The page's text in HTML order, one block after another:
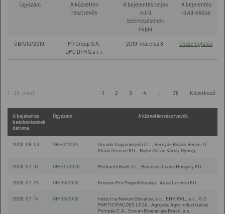
Ügyszám
A közvetlen
résztvevők
A bejelentés teljes
körű
beérkezésének
napja
A bejelentés
rövid leírása
ÖB/010/2019.
M7 Group S.A.
UPC DTH S.á.r.l.
2019. március 8. Összefoglalás
1 - 38. oldal 1 2 3 4 38 Következő
A bejelentés
beérkezésének
dátuma
Ügyszám A közvetlen résztvevők
2026. 08. 03 ÖB-41/2026
Dorado Vagyonkezelő Zrt., Bernyák Balázs Bence, IT
Klima Service Kft., Bajka Zoltán Károly György
2026. 07. 31 ÖB-40/2026 Merkantil Bank Zrt., Business Lease Hungary Kft.
2026. 07. 24 ÖB-39/2026 Konzum Pro Magántőkealap , Aqua Lorenzo Kft.
2026. 07. 14 ÖB-38/2026
Industria Novum Slovakia, a.s., ENVIRAL, a.s., G.O
PARTICIPAÇÕES LTDA., Agropéu Agro Industrial de
Pompéu S.A., Envien Bioenergia Brasil, a.s.